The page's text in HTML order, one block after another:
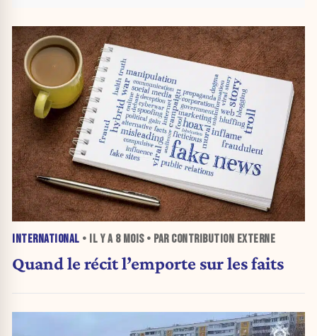
INTERNATIONAL • IL Y A 8 MOIS• PAR CONTRIBUTION EXTERNE
Quand le récit l’emporte sur les faits